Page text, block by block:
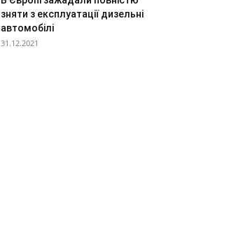
зняти з експлуатації дизельні
автомобілі
31.12.2021